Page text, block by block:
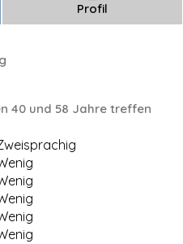
Profil
40 und 58 Jahre treffen